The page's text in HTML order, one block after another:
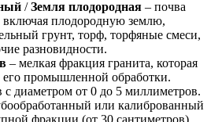
/Земля плодородная – почва
включая плодородную землю,
грунт, торф, торфяные смеси,
разновидности.
– мелкая фракция гранита, которая
его промышленной обработки.
с диаметром от 0 до 5 миллиметров.
или калиброванный